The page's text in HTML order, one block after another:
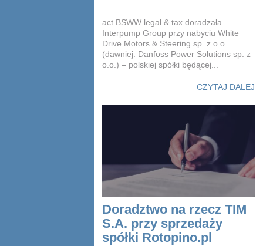
act BSWW legal & tax doradzała
Interpump Group przy nabyciu White
Drive Motors & Steering sp. z o.o.
(dawniej: Danfoss Power Solutions sp. z
o.o.) – polskiej spółki będącej...
CZYTAJ DALEJ
Doradztwo na rzecz TIM
S.A. przy sprzedaży
spółki Rotopino.pl